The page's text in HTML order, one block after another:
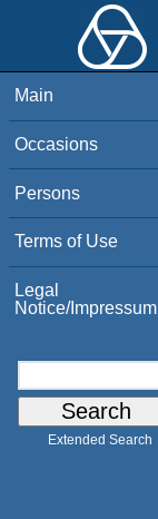
Main
Occasions
Persons
Terms of Use
Legal
Notice/Impressum
Extended Search